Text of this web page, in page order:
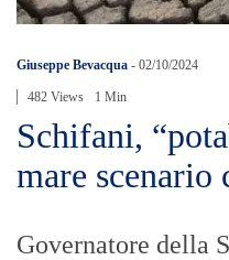
Giuseppe Bevacqua - 02/10/2024
482 Views 1 Min
Schifani,
mare scenario
Governatore della